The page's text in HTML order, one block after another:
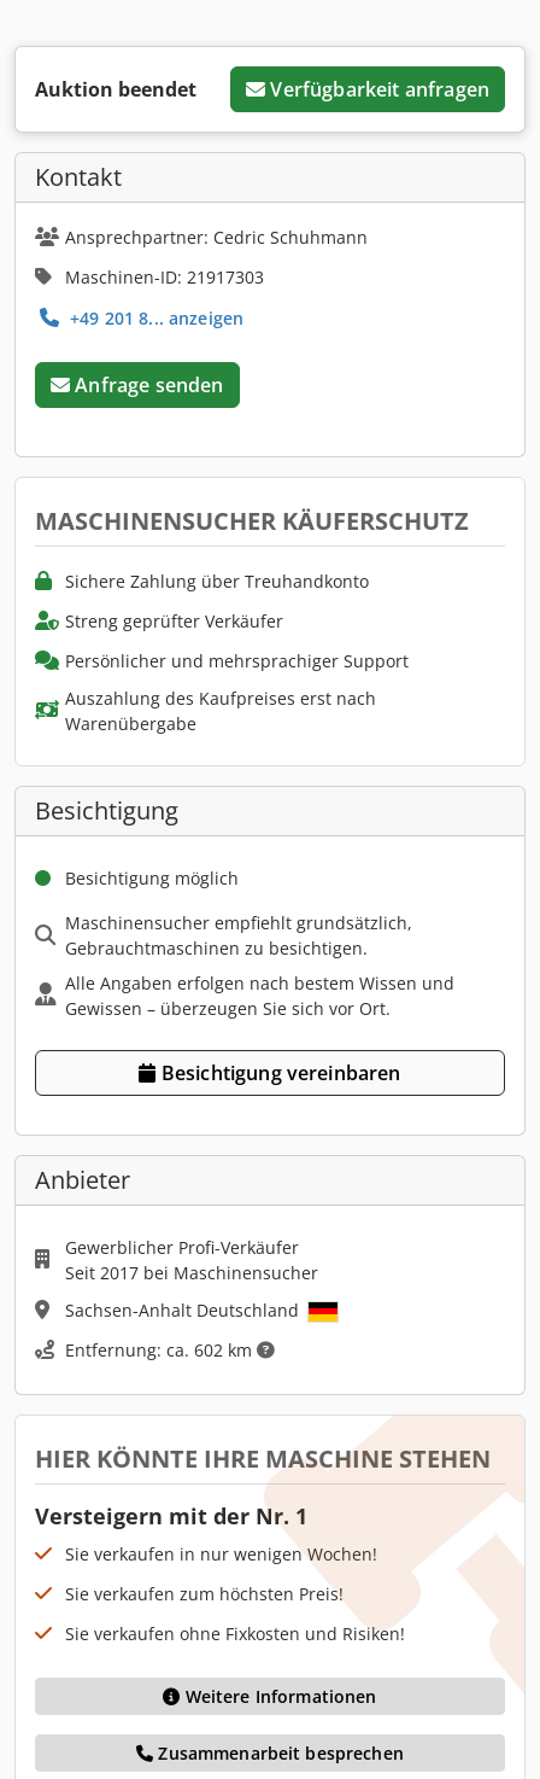
Auktion beendet Verfügbarkeit anfragen
Kontakt
Ansprechpartner: Cedric Schuhmann
Maschinen-ID: 21917303
+49 201 8... anzeigen
Anfrage senden
MASCHINENSUCHER KÄUFERSCHUTZ
Sichere Zahlung über Treuhandkonto
Streng geprüfter Verkäufer
Persönlicher und mehrsprachiger Support
Auszahlung des Kaufpreises erst nach
Warenübergabe
Besichtigung
Besichtigung möglich
Maschinensucher empfiehlt grundsätzlich,
Gebrauchtmaschinen zu besichtigen.
Alle Angaben erfolgen nach bestem Wissen und
Gewissen – überzeugen Sie sich vor Ort.
Besichtigung vereinbaren
Anbieter
Gewerblicher Profi-Verkäufer
Seit 2017 bei Maschinensucher
Sachsen-Anhalt Deutschland
Entfernung: ca. 602 km
HIER KÖNNTE IHRE MASCHINE STEHEN
Versteigern mit der Nr. 1
Sie verkaufen in nur wenigen Wochen!
Sie verkaufen zum höchsten Preis!
Sie verkaufen ohne Fixkosten und Risiken!
Weitere Informationen
Zusammenarbeit besprechen